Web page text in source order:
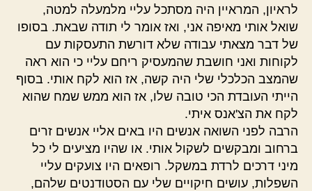
לראיון, המראיין היה מסתכל עליי מלמעלה למטה,
שואל אותי מאיפה אני, ואז אומר לי תודה שבאת. בסופו
של דבר מצאתי עבודה שלא דורשת התעסקות עם
לקוחות ואני חושבת שהמעסיק ריחם עליי כי הוא ראה
שהמצב הכלכלי שלי היה קשה, אז הוא לקח אותי. בסוף
הייתי העובדת הכי טובה שלו, אז הוא ממש שמח שהוא
לקח את הצ'אנס איתי.
הרבה לפני השואה אנשים היו באים אליי אנשים זרים
ברחוב ומבקשים לשקול אותי. או שהיו מציעים לי כל
מיני דרכים לרדת במשקל. רופאים היו צועקים עליי
השפלות, עושים חיקויים שלי עם הסטודנטים שלהם,